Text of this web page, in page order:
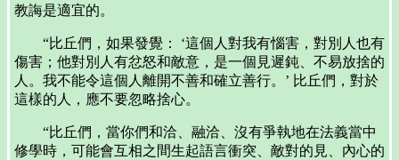
教誨是適宜的。
“比丘們，如果發覺： ‘這個人對我有惱害，對別人也有
傷害；他對別人有忿怒和敵意，是一個見遲鈍、不易放捨的
人。我不能令這個人離開不善和確立善行。’ 比丘們，對於
這樣的人，應不要忽略捨心。
“比丘們，當你們和洽、融洽、沒有爭執地在法義當中
修學時，可能會互相之間生起語言衝突、敵對的見、內心的